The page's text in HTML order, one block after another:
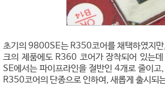
초기의 9800SE는 R350코어를 채택하였지
크의 제품에도 R360 코어가 장착되어 있는
SE에서는 파이프라인을 절반인 4개로 줄이
R350코어의 단종으로 인하여, 새롭게 출시